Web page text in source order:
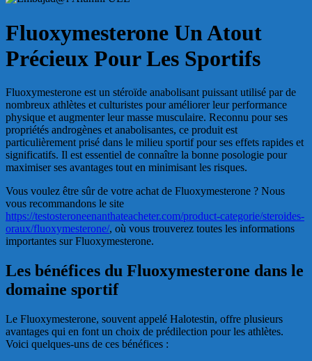
Fluoxymesterone Un Atout
Précieux Pour Les Sportifs
Fluoxymesterone est un stéroïde anabolisant puissant utilisé par de
nombreux athlètes et culturistes pour améliorer leur performance
physique et augmenter leur masse musculaire. Reconnu pour ses
propriétés androgènes et anabolisantes, ce produit est
particulièrement prisé dans le milieu sportif pour ses effets rapides et
significatifs. Il est essentiel de connaître la bonne posologie pour
maximiser ses avantages tout en minimisant les risques.
Vous voulez être sûr de votre achat de Fluoxymesterone ? Nous
vous recommandons le site
https://testosteroneenanthateacheter.com/product-categorie/steroides-
oraux/fluoxymesterone/, où vous trouverez toutes les informations
importantes sur Fluoxymesterone.
Les bénéfices du Fluoxymesterone dans le
domaine sportif
Le Fluoxymesterone, souvent appelé Halotestin, offre plusieurs
avantages qui en font un choix de prédilection pour les athlètes.
Voici quelques-uns de ces bénéfices :